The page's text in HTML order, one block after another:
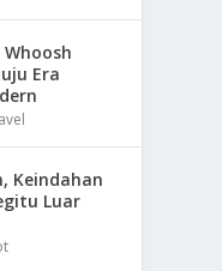
Era
Keindahan
Luar